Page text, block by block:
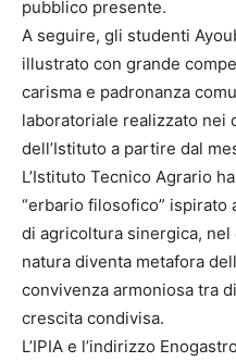
pubblico presente.
A seguire, gli studenti
illustrato con grande
carisma e padronanza
laboratoriale realizzato nei
dell’Istituto a partire dal
L’Istituto Tecnico Agrario
“erbario filosofico” ispirato
di agricoltura sinergica,
natura diventa metafora
convivenza armoniosa tra
crescita condivisa.
L’IPIA e l’indirizzo